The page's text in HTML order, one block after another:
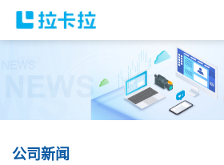
公司新闻